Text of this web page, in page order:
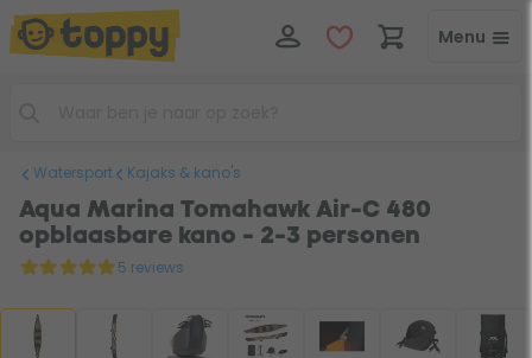
Menu
Watersport Kajaks & kano's
Aqua Marina Tomahawk Air-C 480
opblaasbare kano - 2-3 personen
5 reviews